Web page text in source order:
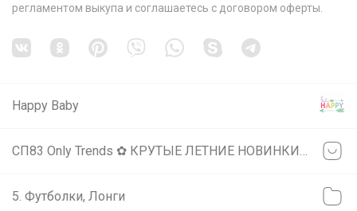
регламентом выкупа и соглашаетесь с договором оферты
Happy Baby
5. Футболки, Лонги